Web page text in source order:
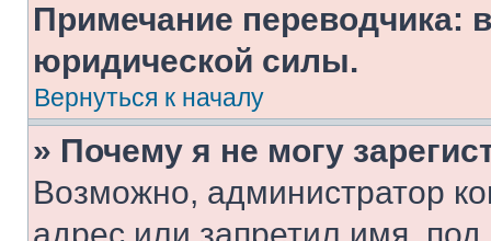
Примечание переводчика:
юридической силы.
Вернуться к началу
» Почему я не могу
Возможно, администратор